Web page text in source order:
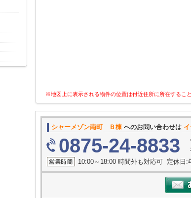
※地図上に表示される物件の位置は付近住所に所在するこ
シャーメゾン南町 Ｂ棟 へのお問い合わせは
0875-24-8833
10:00～18:00 時間外も対応可 定休日: